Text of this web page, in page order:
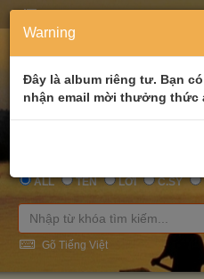
ALL TÊN LỜI C.SỸ
Gõ Tiếng Việt
Warning
Đây là album riêng tư. Bạn
nhận email mời thưởng thức